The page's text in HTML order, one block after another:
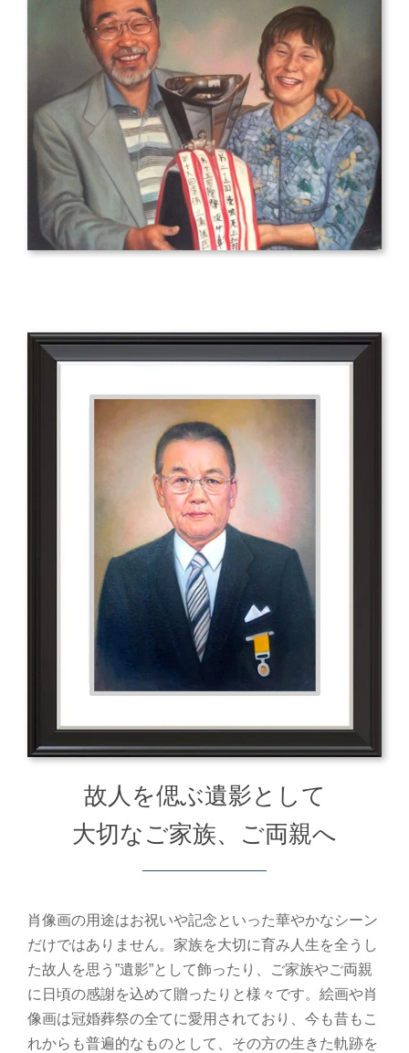
故人を偲ぶ遺影として
大切なご家族、ご両親へ
肖像画の用途はお祝いや記念といった華やかなシーン
だけではありません。家族を大切に育み人生を全うし
た故人を思う”遺影”として飾ったり、ご家族やご両親
に日頃の感謝を込めて贈ったりと様々です。絵画や肖
像画は冠婚葬祭の全てに愛用されており、今も昔もこ
れからも普遍的なものとして、その方の生きた軌跡を